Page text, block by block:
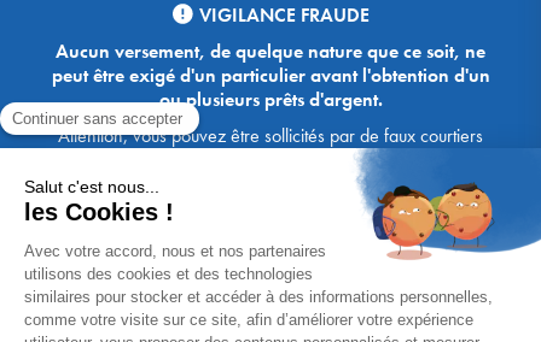
VIGILANCE FRAUDE
Aucun versement, de quelque nature que ce soit, ne
peut être exigé d'un particulier avant l'obtention d'un
ou plusieurs prêts d'argent.
Attention, vous pouvez être sollicités par de faux courtiers
Ace Crédit / Immoprêt, qui vous proposent de bénéficier de
crédits, en vous demandant de transmettre des documents,
des fonds, des coordonnées bancaires, etc. Soyez vigilants :
Immoprêt ne demande jamais à ses clients de virer sur ses
comptes des sommes prêtées par les banques, à l'exception
des honoraires des agences. Les courtiers Ace Crédit /
Immoprêt vous écrivent toujours d'une adresse mail
xxxx@acecredit.fr ou xxxx@immopret.fr.